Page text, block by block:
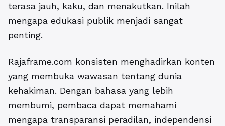
terasa jauh, kaku, dan menakutkan. Inilah
mengapa edukasi publik menjadi sangat
penting.
Rajaframe.com konsisten menghadirkan konten
yang membuka wawasan tentang dunia
kehakiman. Dengan bahasa yang lebih
membumi, pembaca dapat memahami
mengapa transparansi peradilan, independensi